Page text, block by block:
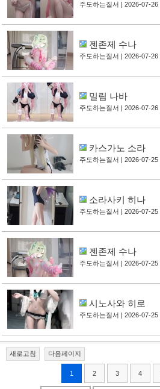
주도하는질서 | 2026-07-26
젠존제 수나
주도하는질서 | 2026-07-26
밀림 나바
주도하는질서 | 2026-07-26
카스가노 소라
주도하는질서 | 2026-07-25
소라사키 히나
주도하는질서 | 2026-07-25
젠존제 수나
주도하는질서 | 2026-07-25
시노사와 히로
주도하는질서 | 2026-07-25
새로고침 다음페이지
1 2 3 4